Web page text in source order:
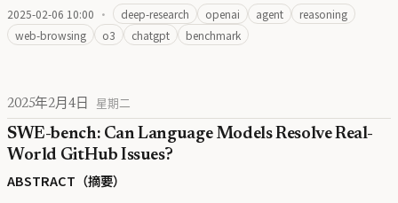
2025-02-06 10:00 · deep-research openai agent
reasoning
web-browsing
o3 chatgpt benchmark
2025年2月4日 星期二
SWE-bench: Can Language Models Resolve Real-
World GitHub Issues?
ABSTRACT（摘要）